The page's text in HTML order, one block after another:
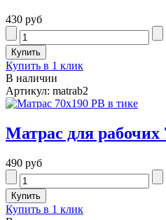
430 руб
Купить в 1 клик
В наличии
Артикул: matrab2
Матрас для рабочих
490 руб
Купить в 1 клик